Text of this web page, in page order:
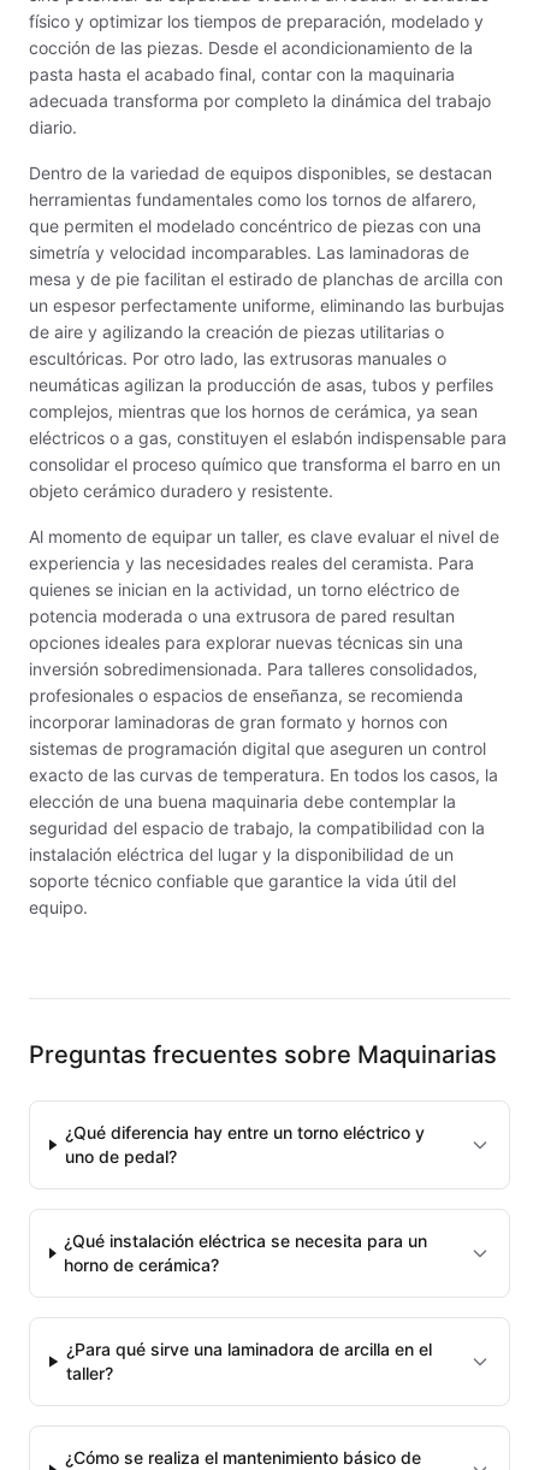
Materias primas
MAYCO BRUSHES
MAYCO CLASSIC CRACKLES
MAYCO CLEAR GLAZES
MAYCO DESIGNER LINER
MAYCO DUNCAN ACCESSORIES
MAYCO DUNCAN EZ STROKES
MAYCO DUNCAN FRENCH DIMENSIONS
MAYCO E & E CHUNKIES
MAYCO ENGOBE
MAYCO FOUNDATIONS MATTE
MAYCO FOUNDATIONS OPAQUE
MAYCO FOUNDATIONS SHEER
MAYCO FUNDAMENTALS UNDERGLAZES
MAYCO JUNGLE GEMS
MAYCO NON FIRED PRODUCT ACCESSO
MAYCO POTTERY CASCADES
MAYCO RAKU GLAZES
MAYCO RAPID ROLL
MAYCO SNOW GEMS
MAYCO SPECIALTY GLAZES
MAYCO SPECKLED STROKE & COAT
MAYCO STONEWARE GLAZES
físico y optimizar los tiempos de preparación, modelado y
cocción de las piezas. Desde el acondicionamiento de la
pasta hasta el acabado final, contar con la maquinaria
adecuada transforma por completo la dinámica del trabajo
diario.
Dentro de la variedad de equipos disponibles, se destacan
herramientas fundamentales como los tornos de alfarero,
que permiten el modelado concéntrico de piezas con una
simetría y velocidad incomparables. Las laminadoras de
mesa y de pie facilitan el estirado de planchas de arcilla con
un espesor perfectamente uniforme, eliminando las burbujas
de aire y agilizando la creación de piezas utilitarias o
escultóricas. Por otro lado, las extrusoras manuales o
neumáticas agilizan la producción de asas, tubos y perfiles
complejos, mientras que los hornos de cerámica, ya sean
eléctricos o a gas, constituyen el eslabón indispensable para
consolidar el proceso químico que transforma el barro en un
objeto cerámico duradero y resistente.
Al momento de equipar un taller, es clave evaluar el nivel de
experiencia y las necesidades reales del ceramista. Para
quienes se inician en la actividad, un torno eléctrico de
potencia moderada o una extrusora de pared resultan
opciones ideales para explorar nuevas técnicas sin una
inversión sobredimensionada. Para talleres consolidados,
profesionales o espacios de enseñanza, se recomienda
incorporar laminadoras de gran formato y hornos con
sistemas de programación digital que aseguren un control
exacto de las curvas de temperatura. En todos los casos, la
elección de una buena maquinaria debe contemplar la
seguridad del espacio de trabajo, la compatibilidad con la
instalación eléctrica del lugar y la disponibilidad de un
soporte técnico confiable que garantice la vida útil del
equipo.
Preguntas frecuentes sobre Maquinarias
¿Qué diferencia hay entre un torno eléctrico y
uno de pedal?
¿Qué instalación eléctrica se necesita para un
horno de cerámica?
¿Para qué sirve una laminadora de arcilla en el
taller?
¿Cómo se realiza el mantenimiento básico de